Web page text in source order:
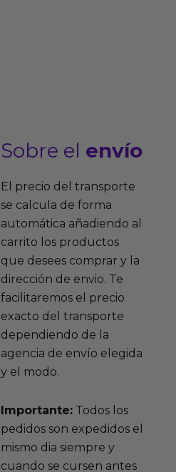
Sobre el envío
El precio del transporte
se calcula de forma
automática añadiendo al
carrito los productos
que desees comprar y la
dirección de envio. Te
facilitaremos el precio
exacto del transporte
dependiendo de la
agencia de envío elegida
y el modo.
Importante:Todos los
pedidos son expedidos el
mismo dia siempre y
cuando se cursen antes